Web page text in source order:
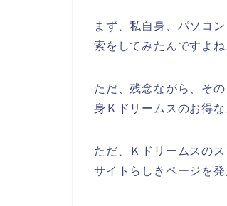
まず、私自身、パソコ
索をしてみたんですよね
ただ、残念ながら、そ
身Ｋドリームスのお得
ただ、Ｋドリームスの
サイトらしきページを